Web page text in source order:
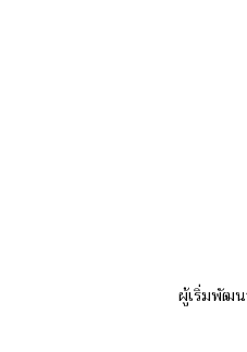
ผู้เริ่มพัฒน